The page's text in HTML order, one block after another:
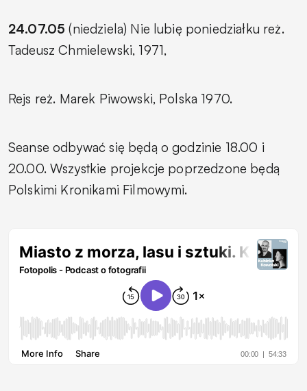
24.07.05 (niedziela) Nie lubię poniedziałku reż.
Tadeusz Chmielewski, 1971,
Rejs reż. Marek Piwowski, Polska 1970.
Seanse odbywać się będą o godzinie 18.00 i
20.00. Wszystkie projekcje poprzedzone będą
Polskimi Kronikami Filmowymi.